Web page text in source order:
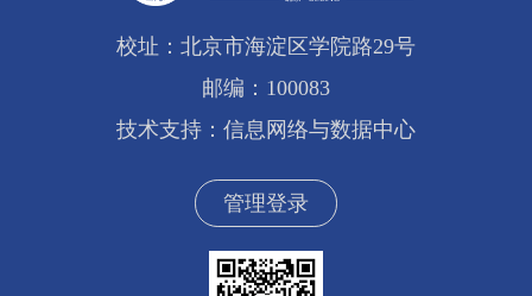
校址：北京市海淀区学院路29号
邮编：100083
技术支持：信息网络与数据中心
管理登录